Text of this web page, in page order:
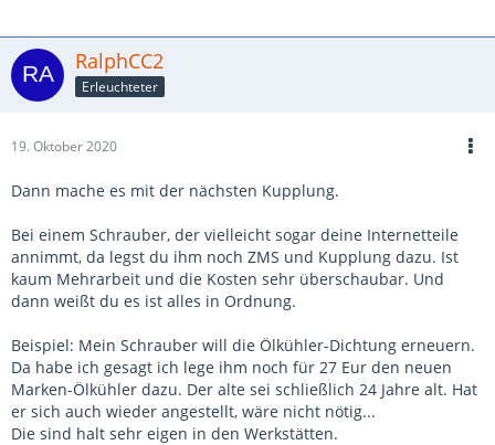
RalphCC2
Erleuchteter
19. Oktober 2020
Dann mache es mit der nächsten Kupplung.
Bei einem Schrauber, der vielleicht sogar deine Internetteile
annimmt, da legst du ihm noch ZMS und Kupplung dazu. Ist
kaum Mehrarbeit und die Kosten sehr überschaubar. Und
dann weißt du es ist alles in Ordnung.
Beispiel: Mein Schrauber will die Ölkühler-Dichtung erneuern.
Da habe ich gesagt ich lege ihm noch für 27 Eur den neuen
Marken-Ölkühler dazu. Der alte sei schließlich 24 Jahre alt. Hat
er sich auch wieder angestellt, wäre nicht nötig...
Die sind halt sehr eigen in den Werkstätten.